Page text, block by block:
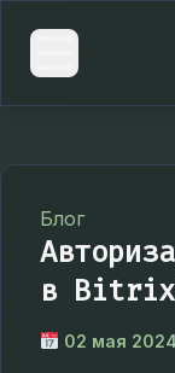
Блог
в
02 мая 2024